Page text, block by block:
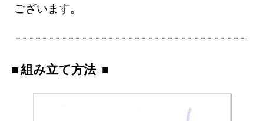
ございます。
組み立て方法